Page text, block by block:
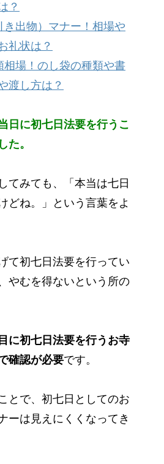
？
き出物）マナー！相場や
礼状は？
相場！のし袋の種類や書
渡し方は？
日に初七日法要を行うこ
た。
てみても、「本当は七日
どね。」という言葉をよ
て初七日法要を行ってい
やむを得ないという所の
に初七日法要を行うお寺
確認が必要です。
とで、初七日としてのお
ーは見えにくくなってき